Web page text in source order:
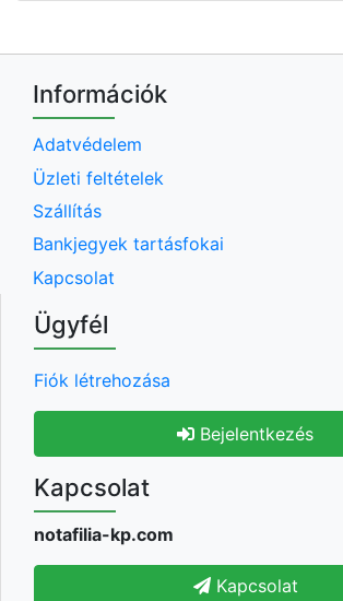
Információk
Adatvédelem
Üzleti feltételek
Szállítás
Bankjegyek tartásfokai
Kapcsolat
Ügyfél
Fiók létrehozása
Bejelentkezés
Kapcsolat
notafilia-kp.com
Kapcsolat